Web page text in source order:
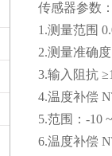
传感器参数
1.测量范围
2.测量准确
3.输入阻抗
4.温度补偿
5.范围：-10
6.温度补偿